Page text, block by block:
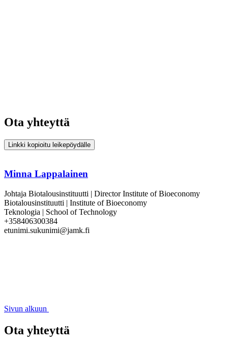
Ota yhteyttä
Linkki kopioitu leikepöydälle
Minna Lappalainen
Johtaja Biotalousinstituutti | Director Institute of Bioeconomy
Biotalousinstituutti | Institute of Bioeconomy
Teknologia | School of Technology
+358406300384
etunimi.sukunimi@jamk.fi
Sivun alkuun
Ota yhteyttä